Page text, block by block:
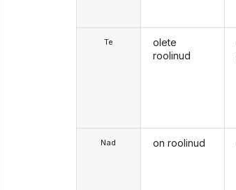
Te
Nad
olete
roolinud
on roolinud